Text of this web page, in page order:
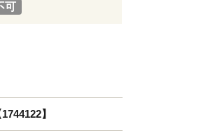
可
】